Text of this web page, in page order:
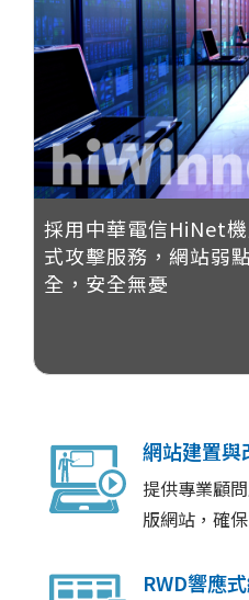
採用中華電信HiNet
式攻擊服務，網站弱
全，安全無憂
網站建置與
提供專業顧
版網站，確
RWD響應